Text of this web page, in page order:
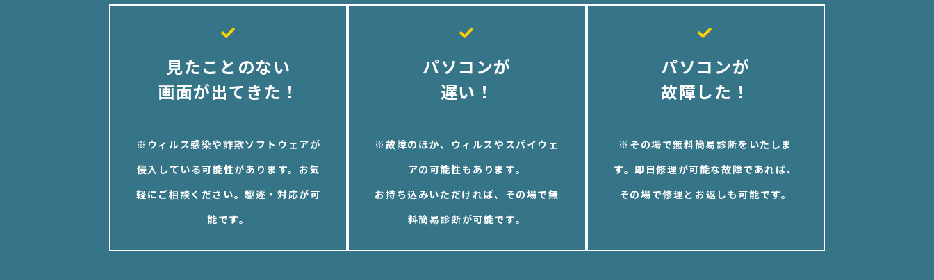
見たことのない
画面が出てきた！
※ウィルス感染や詐欺ソフトウェアが
侵入している可能性があります。お気
軽にご相談ください。駆逐・対応が可
能です。
パソコンが
遅い！
※故障のほか、ウィルスやスパイウェ
アの可能性もあります。
お持ち込みいただければ、その場で無
料簡易診断が可能です。
パソコンが
故障した！
※その場で無料簡易診断をいたしま
す。即日修理が可能な故障であれば、
その場で修理とお返しも可能です。